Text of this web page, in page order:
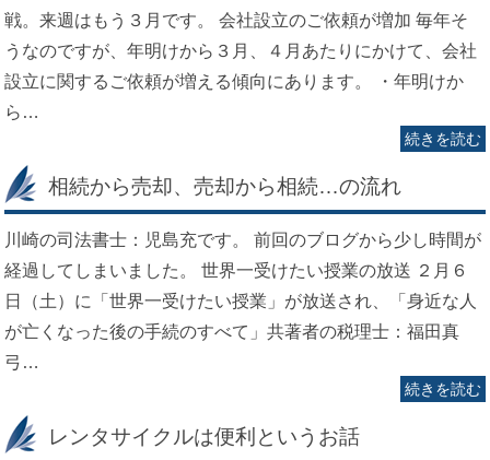
戦。来週はもう３月です。 会社設立のご依頼が増加 毎年そ
うなのですが、年明けから３月、４月あたりにかけて、会社
設立に関するご依頼が増える傾向にあります。 ・年明けか
ら…
続きを読む
相続から売却、売却から相続…の流れ
川崎の司法書士：児島充です。 前回のブログから少し時間が
経過してしまいました。 世界一受けたい授業の放送 ２月６
日（土）に「世界一受けたい授業」が放送され、「身近な人
が亡くなった後の手続のすべて」共著者の税理士：福田真
弓…
続きを読む
レンタサイクルは便利というお話